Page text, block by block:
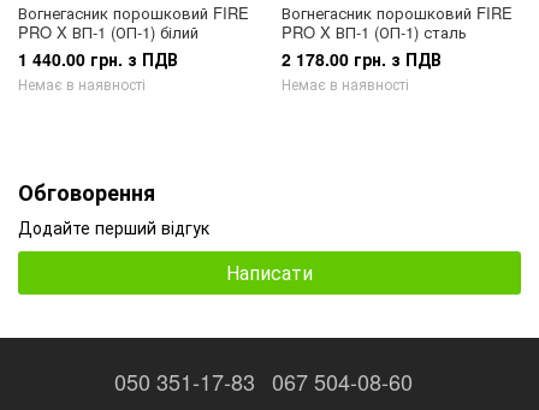
Вогнегасник порошковий FIRE
PRO X ВП-1 (ОП-1) білий
1 440.00 грн. з ПДВ
Немає в наявності
Вогнегасник порошковий FIRE
PRO X ВП-1 (ОП-1) сталь
2 178.00 грн. з ПДВ
Немає в наявності
Обговорення
Додайте перший відгук
Написати
050 351-17-83 067 504-08-60